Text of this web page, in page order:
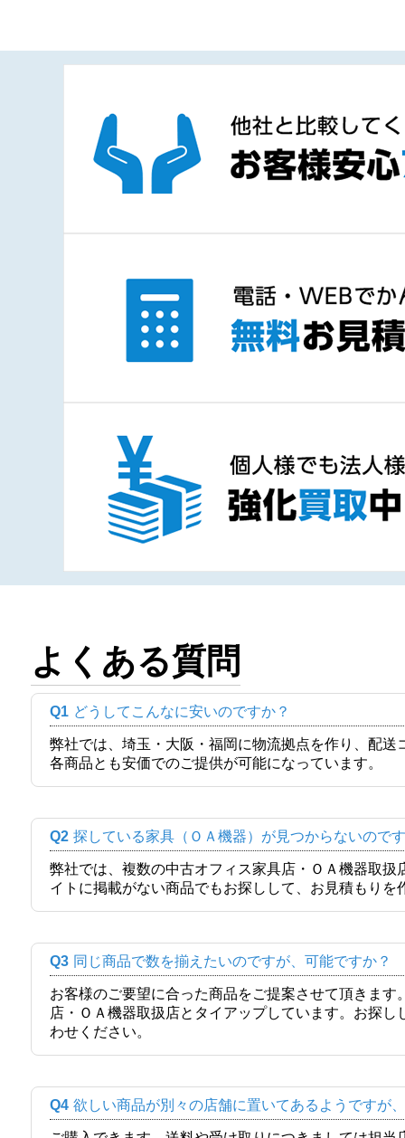
よくある質問
Q1 どうしてこんなに安いのですか？
弊社では、埼玉・大阪・福岡に物流拠点を作り、配
各商品とも安価でのご提供が可能になっています。
Q2 探している家具（ＯＡ機器）が見つからないので
弊社では、複数の中古オフィス家具店・ＯＡ機器取
イトに掲載がない商品でもお探しして、お見積もりを
Q3 同じ商品で数を揃えたいのですが、可能ですか？
お客様のご要望に合った商品をご提案させて頂きま
店・ＯＡ機器取扱店とタイアップしています。お探
わせください。
Q4 欲しい商品が別々の店舗に置いてあるようですが